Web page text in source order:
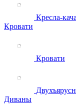
Кресла-
Кровати
Кровати
Диваны